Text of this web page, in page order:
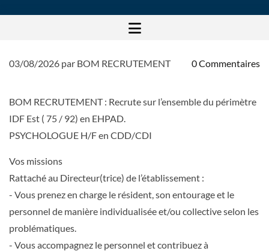
03/08/2026 par BOM RECRUTEMENT 0Commentaires
BOM RECRUTEMENT : Recrute sur l’ensemble du périmètre
IDF Est ( 75 / 92) en EHPAD.
PSYCHOLOGUE H/F en CDD/CDI
Vos missions
Rattaché au Directeur(trice) de l’établissement :
- Vous prenez en charge le résident, son entourage et le
personnel de manière individualisée et/ou collective selon les
problématiques.
- Vous accompagnez le personnel et contribuez à